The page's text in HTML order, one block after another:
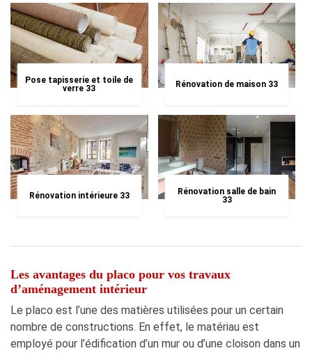
Pose tapisserie et toile de
verre 33
Rénovation de maison 33
Rénovation intérieure 33
Rénovation salle de bain
33
Les avantages du placo pour vos travaux
d’aménagement intérieur
Le placo est l’une des matières utilisées pour un certain
nombre de constructions. En effet, le matériau est
employé pour l’édification d’un mur ou d’une cloison dans un